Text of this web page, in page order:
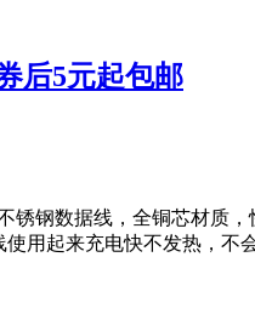
后5元起包邮
钢数据线，全铜芯材质
用起来充电快不发热，不